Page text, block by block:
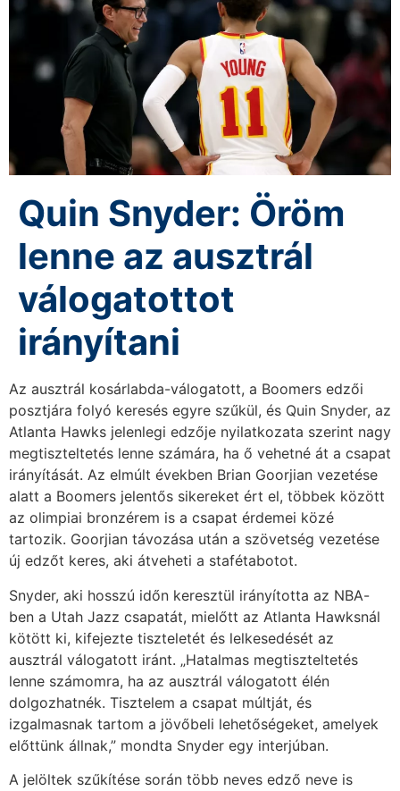
Quin Snyder: Öröm
lenne az ausztrál
válogatottot
irányítani
Az ausztrál kosárlabda-válogatott, a Boomers edzői
posztjára folyó keresés egyre szűkül, és Quin Snyder, az
Atlanta Hawks jelenlegi edzője nyilatkozata szerint nagy
megtiszteltetés lenne számára, ha ő vehetné át a csapat
irányítását. Az elmúlt években Brian Goorjian vezetése
alatt a Boomers jelentős sikereket ért el, többek között
az olimpiai bronzérem is a csapat érdemei közé
tartozik. Goorjian távozása után a szövetség vezetése
új edzőt keres, aki átveheti a stafétabotot.
Snyder, aki hosszú időn keresztül irányította az NBA-
ben a Utah Jazz csapatát, mielőtt az Atlanta Hawksnál
kötött ki, kifejezte tiszteletét és lelkesedését az
ausztrál válogatott iránt. „Hatalmas megtiszteltetés
lenne számomra, ha az ausztrál válogatott élén
dolgozhatnék. Tisztelem a csapat múltját, és
izgalmasnak tartom a jövőbeli lehetőségeket, amelyek
előttünk állnak,” mondta Snyder egy interjúban.
A jelöltek szűkítése során több neves edző neve is